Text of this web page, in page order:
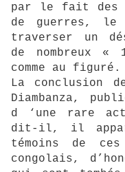
par le fait des
de guerres, le
traverser un
de nombreux
comme au figuré.
La conclusion
Diambanza,
d ‘une rare
dit-il, il
témoins de
congolais,